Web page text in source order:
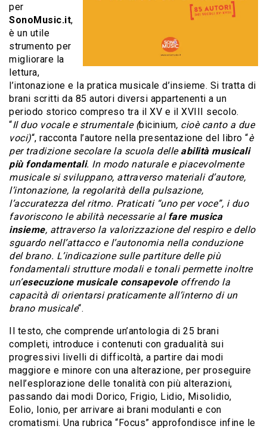
per
SonoMusic.it,
è un utile
strumento per
migliorare la
lettura,
l’intonazione e la pratica musicale d’insieme. Si tratta di
brani scritti da 85 autori diversi appartenenti a un
periodo storico compreso tra il XV e il XVIII secolo.
“Il duo vocale e strumentale (bicinium, cioè canto a due
voci)“, racconta l’autore nella presentazione del libro “è
per tradizione secolare la scuola delle abilità musicali
più fondamentali. In modo naturale e piacevolmente
musicale si sviluppano, attraverso materiali d’autore,
l’intonazione, la regolarità della pulsazione,
l’accuratezza del ritmo. Praticati “uno per voce”, i duo
favoriscono le abilità necessarie al fare musica
insieme, attraverso la valorizzazione del respiro e dello
sguardo nell’attacco e l’autonomia nella conduzione
del brano. L’indicazione sulle partiture delle più
fondamentali strutture modali e tonali permette inoltre
un’esecuzione musicale consapevoleoffrendo la
capacità di orientarsi praticamente all’interno di un
brano musicale“.
Il testo, che comprende un’antologia di 25 brani
completi, introduce i contenuti con gradualità sui
progressivi livelli di difficoltà, a partire dai modi
maggiore e minore con una alterazione, per proseguire
nell’esplorazione delle tonalità con più alterazioni,
passando dai modi Dorico, Frigio, Lidio, Misolidio,
Eolio, Ionio, per arrivare ai brani modulanti e con
cromatismi. Una rubrica “Focus” approfondisce infine le